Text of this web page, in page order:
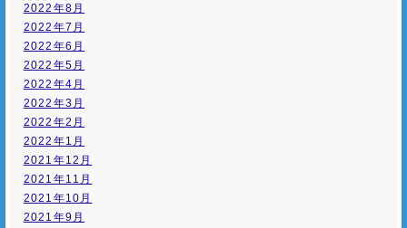
2022年8月
2022年7月
2022年6月
2022年5月
2022年4月
2022年3月
2022年2月
2022年1月
2021年12月
2021年11月
2021年10月
2021年9月